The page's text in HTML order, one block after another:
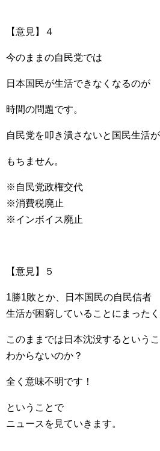
【意見】４
今のままの自民党では
日本国民が生活できなくなるのが
時間の問題です。
自民党を叩き潰さないと国民生活が
もちません。
※自民党政権交代
※消費税廃止
※インボイス廃止
【意見】５
1勝1敗とか、日本国民の自民信者
生活が困窮していることにまった
このままでは日本沈没するという
わからないのか？
全く意味不明です！
ということで
ニュースを見ていきます。